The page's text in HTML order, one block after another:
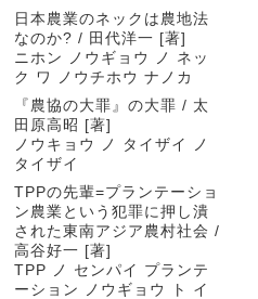
日本農業のネックは農地法
なのか? / 田代洋一 [著]
ニホン ノウギョウ ノ ネッ
ク ワ ノウチホウ ナノカ
『農協の大罪』の大罪 / 太
田原高昭 [著]
ノウキョウ ノ タイザイ ノ
タイザイ
TPPの先輩=プランテーショ
ン農業という犯罪に押し潰
された東南アジア農村社会 /
高谷好一 [著]
TPP ノ センパイ プランテ
ーション ノウギョウ ト イ